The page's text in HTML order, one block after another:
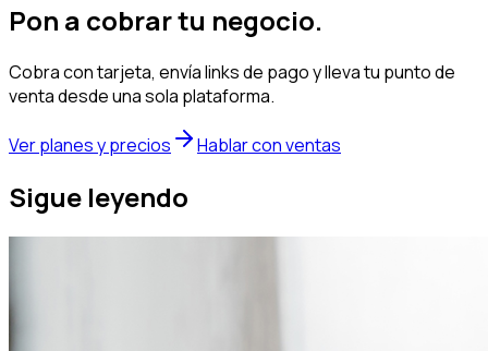
Pon a cobrar tu negocio.
Cobra con tarjeta, envía links de pago y lleva tu punto de
venta desde una sola plataforma.
Ver planes y precios Hablar con ventas
Sigue leyendo